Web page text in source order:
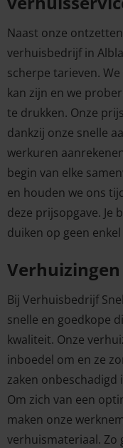
Naast onze
verhuisbedrijf in
scherpe tarieven.
kan zijn en we
te drukken. Onze
dankzij onze snelle
werkuren
begin van elke
en houden we ons
deze prijsopgave. Je
duiken op geen
Bij Verhuisbedrijf
snelle en goedkope
kwaliteit. Onze
inboedel om en ze
zaken onbeschadigd
Om zich van een
maken onze
verhuismateriaal. Zo